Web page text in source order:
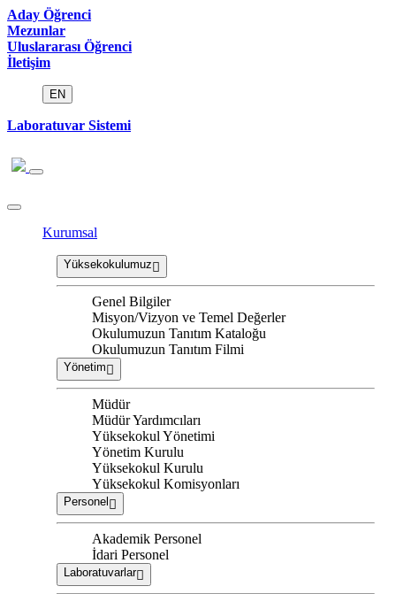
Aday Öğrenci
Mezunlar
Uluslararası Öğrenci
İletişim
EN
Laboratuvar Sistemi
Kurumsal
Yüksekokulumuz
Genel Bilgiler
Misyon/Vizyon ve Temel Değerler
Okulumuzun Tanıtım Kataloğu
Okulumuzun Tanıtım Filmi
Yönetim
Müdür
Müdür Yardımcıları
Yüksekokul Yönetimi
Yönetim Kurulu
Yüksekokul Kurulu
Yüksekokul Komisyonları
Personel
Akademik Personel
İdari Personel
Laboratuvarlar